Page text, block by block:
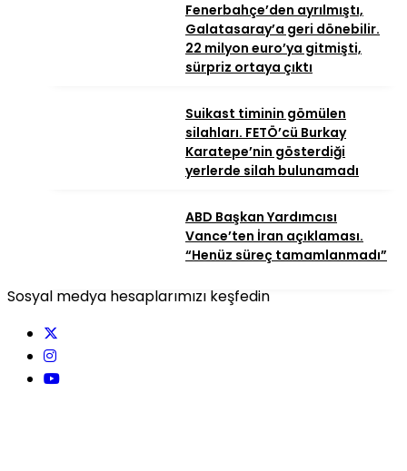
Fenerbahçe’den ayrılmıştı,
Galatasaray’a geri dönebilir.
22 milyon euro’ya gitmişti,
sürpriz ortaya çıktı
Suikast timinin gömülen
silahları. FETÖ’cü Burkay
Karatepe’nin gösterdiği
yerlerde silah bulunamadı
ABD Başkan Yardımcısı
Vance’ten İran açıklaması.
“Henüz süreç tamamlanmadı”
Sosyal medya hesaplarımızı keşfedin